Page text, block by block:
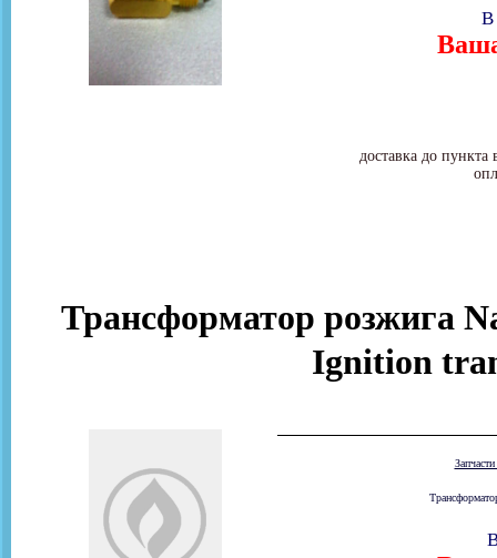
доставка до
В
Трансформатор розжига
Ignition
Запчасти